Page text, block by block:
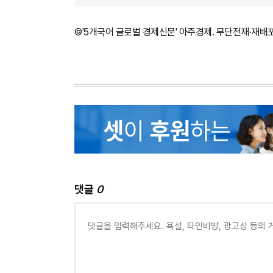
©'5개국어 글로벌 경제신문' 아주경제. 무단전재·재배
댓글 0